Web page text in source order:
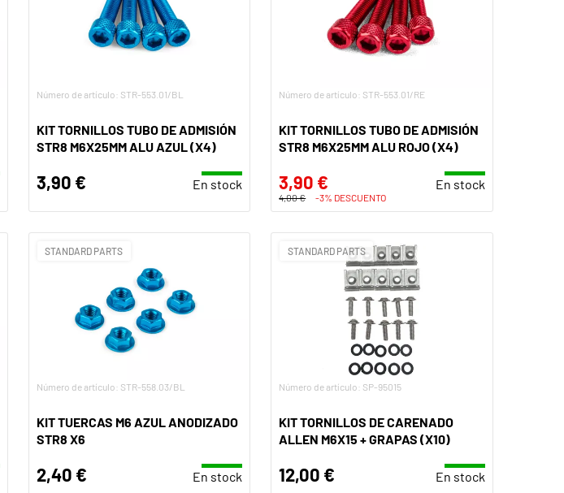
Número de artículo: STR-553.01/BL
KIT TORNILLOS TUBO DE ADMISIÓN
STR8 M6X25MM ALU AZUL (X4)
3,90 € En stock
Número de artículo: STR-553.01/RE
KIT TORNILLOS TUBO DE ADMISIÓN
STR8 M6X25MM ALU ROJO (X4)
3,90 € En stock
4,00 € -3% DESCUENTO
STANDARD PARTS
Número de artículo: STR-558.03/BL
KIT TUERCAS M6 AZUL ANODIZADO
STR8 X6
2,40 € En stock
STANDARD PARTS
Número de artículo: SP-95015
KIT TORNILLOS DE CARENADO
ALLEN M6X15 + GRAPAS (X10)
12,00 € En stock